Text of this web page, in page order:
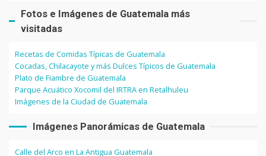
Fotos e Imágenes de Guatemala más
visitadas
Recetas de Comidas Típicas de Guatemala
Cocadas, Chilacayote y más Dulces Típicos de Guatemala
Plato de Fiambre de Guatemala
Parque Acuático Xocomil del IRTRA en Retalhuleu
Imágenes de la Ciudad de Guatemala
Imágenes Panorámicas de Guatemala
Calle del Arco en La Antigua Guatemala